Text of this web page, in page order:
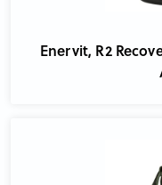
Enervit, R2